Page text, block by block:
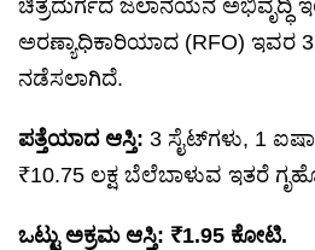
ಚಿತ್ರದುರ್ಗದ ಜಲಾನಯನ
ಅರಣ್ಯಾಧಿಕಾರಿಯಾದ (RFO) ಇವರ 3
ನಡೆಸಲಾಗಿದೆ.
ಪತ್ತೆಯಾದ ಆಸ್ತಿ: 3 ಸೈಟ್‌ಗಳು, 1
₹10.75 ಲಕ್ಷ ಬೆಲೆಬಾಳುವ ಇತರೆ
ಒಟ್ಟು ಅಕ್ರಮ ಆಸ್ತಿ: ₹1.95 ಕೋಟಿ.